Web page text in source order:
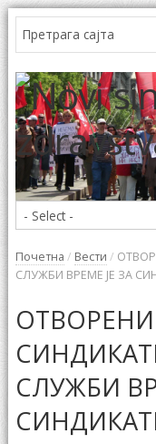
Почетна / Вести /
СЛУЖБИ ВРЕМЕ ЈЕ ЗА
СЛУЖБИ